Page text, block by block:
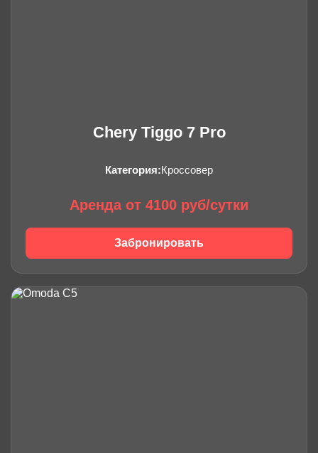
Chery Tiggo 7 Pro
Категория:Кроссовер
Аренда от 4100 руб/сутки
Забронировать